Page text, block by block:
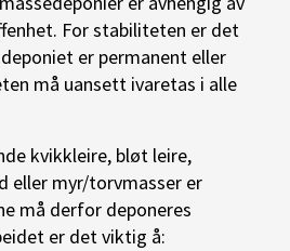
For stabiliteten er det
er permanent eller
må uansett ivaretas i alle
kvikkleire, bløt leire,
eller myr/torvmasser er
må derfor deponeres
er det viktig å: